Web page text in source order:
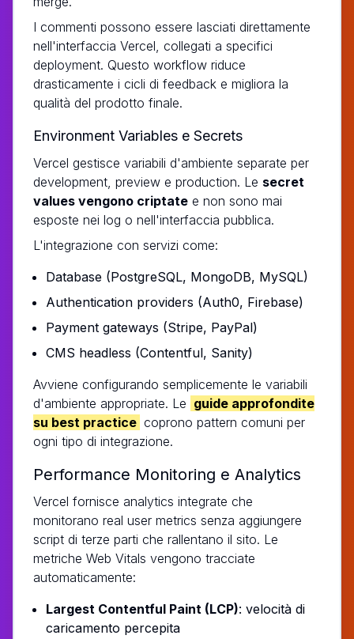
I commenti possono essere lasciati direttamente
nell'interfaccia Vercel, collegati a specifici
deployment. Questo workflow riduce
drasticamente i cicli di feedback e migliora la
qualità del prodotto finale.
Environment Variables e Secrets
Vercel gestisce variabili d'ambiente separate per
development, preview e production. Le secret
values vengono criptate e non sono mai
esposte nei log o nell'interfaccia pubblica.
L'integrazione con servizi come:
Database (PostgreSQL, MongoDB, MySQL)
Authentication providers (Auth0, Firebase)
Payment gateways (Stripe, PayPal)
CMS headless (Contentful, Sanity)
Avviene configurando semplicemente le variabili
d'ambiente appropriate. Le guide approfondite
su best practice coprono pattern comuni per
ogni tipo di integrazione.
Performance Monitoring e Analytics
Vercel fornisce analytics integrate che
monitorano real user metrics senza aggiungere
script di terze parti che rallentano il sito. Le
metriche Web Vitals vengono tracciate
automaticamente:
Largest Contentful Paint (LCP): velocità di
caricamento percepita